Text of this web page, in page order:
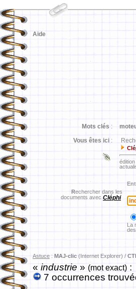
Aide
Mots clés :
Vous êtes ici :
Rechercher dans les
documents avec Cléphi
La
Astuce : MAJ-clic (Internet Explorer) /
«industrie » (mot exact) :
7 occurrences